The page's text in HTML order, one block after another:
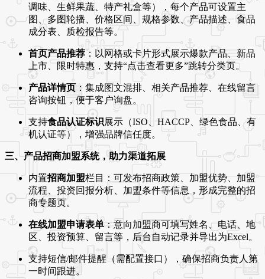
调味、生鲜果蔬、特产礼盒等），每个产品可设置主
图、多图轮播、价格区间、规格参数、产品描述、食品
成分表、质检报告等。
首页产品推荐：以网格或卡片形式展示爆款产品、新品
上市、限时特惠，支持“点击查看更多”跳转分类页。
产品详情页：集成图文混排、相关产品推荐、在线留言
咨询按钮，便于客户询盘。
支持食品认证标识展示（ISO、HACCP、绿色食品、有
机认证等），增强品牌信任度。
三、产品招商加盟系统，助力渠道拓展
内置招商加盟栏目：可发布招商政策、加盟优势、加盟
流程、投资回报分析、加盟条件等信息，形成完整的招
商专题页。
在线加盟申请表单：意向加盟商可填写姓名、电话、地
区、投资预算、留言等，后台自动记录并导出为Excel。
支持短信/邮件提醒（需配置接口），确保招商负责人第
一时间跟进。